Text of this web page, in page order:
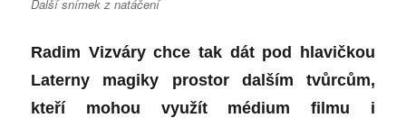
Další snímek z natáčení
Radim Vizváry chce tak dát pod hlavičkou
Laterny magiky prostor dalším tvůrcům,
kteří mohou využít médium filmu i